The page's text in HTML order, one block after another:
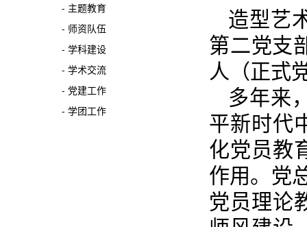
- 主题教育
- 师资队伍
- 学科建设
- 学术交流
- 党建工作
- 学团工作
造型艺
第二党支
人（正式
多年来
平新时代
化党员教
作用。党
党员理论